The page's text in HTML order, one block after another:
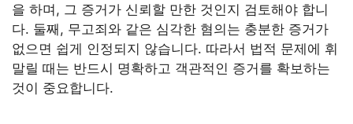
을 하며, 그 증거가 신뢰할 만한 것인지 검토해야 합니
다. 둘째, 무고죄와 같은 심각한 혐의는 충분한 증거가
없으면 쉽게 인정되지 않습니다. 따라서 법적 문제에 휘
말릴 때는 반드시 명확하고 객관적인 증거를 확보하는
것이 중요합니다.